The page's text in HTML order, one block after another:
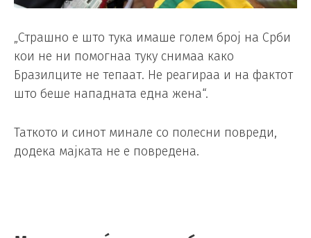
„Страшно е што тука имаше голем број на Срби
кои не ни помогнаа туку снимаа како
Бразилците не тепаат. Не реагираа и на фактот
што беше нападната една жена“.
Таткото и синот минале со полесни повреди,
додека мајката не е повредена.